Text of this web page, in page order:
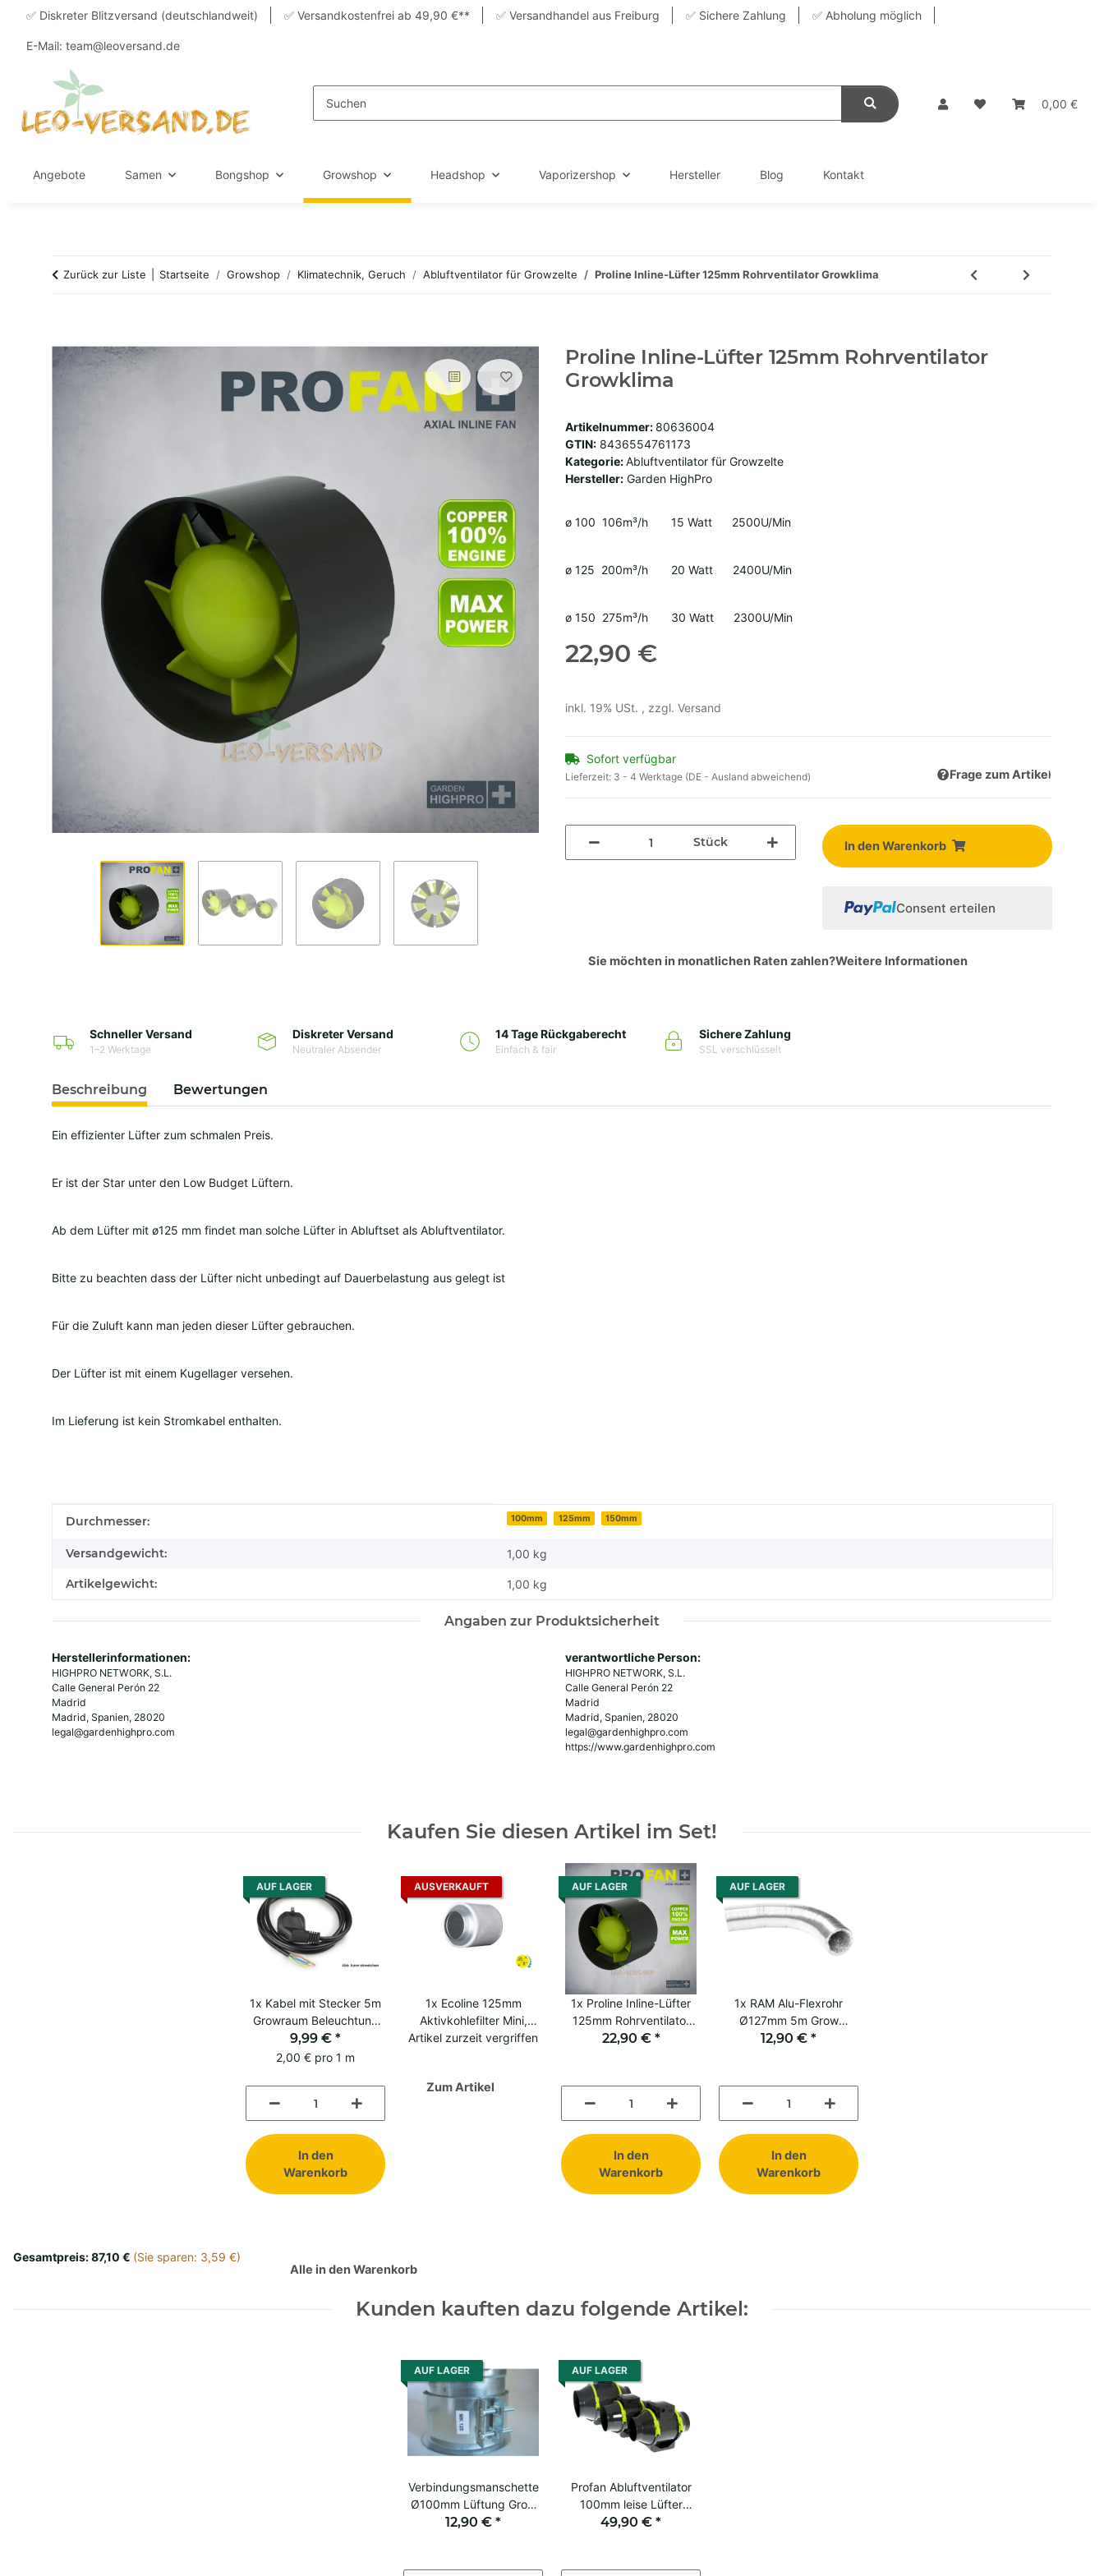
✅ Diskreter Blitzversand (deutschlandweit) ✅ Versandkostenfrei ab 49,90 €** ✅ Versandhandel aus Freiburg ✅ Sichere Zahlung ✅ Abholung möglich
E-Mail: team@leoversand.de
0,00 €
Angebote Samen Bongshop Growshop Headshop Vaporizershop Hersteller Blog Kontakt
Zurück zur Liste Startseite Growshop Klimatechnik, Geruch Abluftventilator für Growzelte Proline Inline-Lüfter 125mm Rohrventilator Growklima
Proline Inline-Lüfter 125mm Rohrventilator
Growklima
Artikelnummer: 80636004
GTIN: 8436554761173
Kategorie:Abluftventilator für Growzelte
Hersteller: Garden HighPro
ø 100 106m³/h 15 Watt 2500U/Min
ø 125 200m³/h 20 Watt 2400U/Min
ø 150 275m³/h 30 Watt 2300U/Min
22,90 €
inkl. 19% USt. , zzgl. Versand
Sofort verfügbar
Lieferzeit: 3 - 4 Werktage (DE - Ausland abweichend) Frage zum Artikel
Stück In den Warenkorb
Consent erteilen
Sie möchten in monatlichen Raten zahlen?Weitere Informationen
Schneller Versand
1–2 Werktage
Diskreter Versand
Neutraler Absender
14 Tage Rückgaberecht
Einfach & fair
Sichere Zahlung
SSL verschlüsselt
Beschreibung Bewertungen
Ein effizienter Lüfter zum schmalen Preis.
Er ist der Star unter den Low Budget Lüftern.
Ab dem Lüfter mit ø125 mm findet man solche Lüfter in Abluftset als Abluftventilator.
Bitte zu beachten dass der Lüfter nicht unbedingt auf Dauerbelastung aus gelegt ist
Für die Zuluft kann man jeden dieser Lüfter gebrauchen.
Der Lüfter ist mit einem Kugellager versehen.
Im Lieferung ist kein Stromkabel enthalten.
Produkteigenschaft
Wert
Durchmesser: 100mm 125mm 150mm
Versandgewicht: 1,00 kg
Artikelgewicht: 1,00 kg
Angaben zur Produktsicherheit
Herstellerinformationen:
HIGHPRO NETWORK, S.L.
Calle General Perón 22
Madrid
Madrid, Spanien, 28020
legal@gardenhighpro.com
verantwortliche Person:
HIGHPRO NETWORK, S.L.
Calle General Perón 22
Madrid
Madrid, Spanien, 28020
legal@gardenhighpro.com
https://www.gardenhighpro.com
Kaufen Sie diesen Artikel im Set!
AUF LAGER
1x Kabel mit Stecker 5m
Growraum Beleuchtung
Stromversorgung
Equipment
9,99 € *
2,00 € pro 1 m
In den
Warenkorb
AUSVERKAUFT
1x Ecoline 125mm
Aktivkohlefilter Mini,
240m³/h, Luftfilter fürs
Artikel zurzeit vergriffen
Zum Artikel
AUF LAGER
1x Proline Inline-Lüfter
125mm Rohrventilator
Growklima
22,90 € *
In den
Warenkorb
AUF LAGER
1x RAM Alu-Flexrohr
Ø127mm 5m Grow
Abluft Zubehör
12,90 € *
In den
Warenkorb
Gesamtpreis:87,10 € (Sie sparen: 3,59 €)
Alle in den Warenkorb
Kunden kauften dazu folgende Artikel:
AUF LAGER
Verbindungsmanschette
Ø100mm Lüftung Grow
Rohrverbindung
12,90 € *
AUF LAGER
Profan Abluftventilator
100mm leise Lüfter
Growklima
49,90 € *